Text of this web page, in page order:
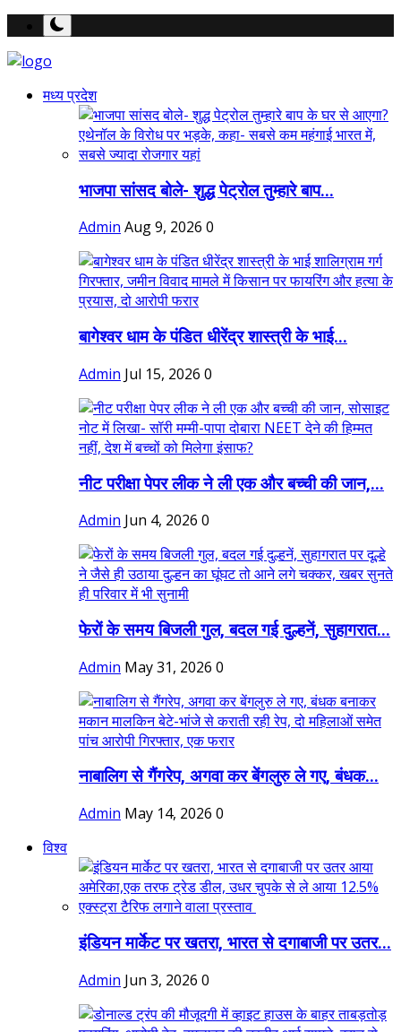
मध्य प्रदेश
भाजपा सांसद बोले- शुद्ध पेट्रोल तुम्हारे बाप...
Admin Aug 9, 2026 0
बागेश्वर धाम के पंडित धीरेंद्र शास्त्री के भाई...
Admin Jul 15, 2026 0
नीट परीक्षा पेपर लीक ने ली एक और बच्ची की जान,...
Admin Jun 4, 2026 0
फेरों के समय बिजली गुल, बदल गई दुल्हनें, सुहागरात...
Admin May 31, 2026 0
नाबालिग से गैंगरेप, अगवा कर बेंगलुरु ले गए, बंधक...
Admin May 14, 2026 0
विश्व
इंडियन मार्केट पर खतरा, भारत से दगाबाजी पर उतर...
Admin Jun 3, 2026 0